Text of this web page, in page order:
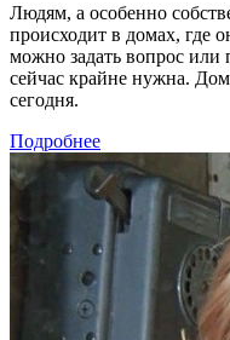
Людям, а особенно
происходит в домах, где
можно задать вопрос или
сейчас крайне нужна.
сегодня.
Подробнее